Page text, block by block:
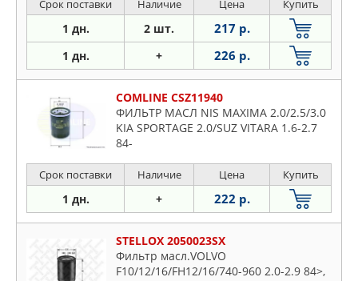
Срок поставки Наличие Цена Купить
1 дн. 2 шт. 217 р.
1 дн. + 226 р.
COMLINE CSZ11940
ФИЛЬТР МАСЛ NIS MAXIMA 2.0/2.5/3.0
KIA SPORTAGE 2.0/SUZ VITARA 1.6-2.7
84-
Срок поставки Наличие Цена Купить
1 дн. + 222 р.
STELLOX 2050023SX
Фильтр масл.VOLVO
F10/12/16/FH12/16/740-960 2.0-2.9 84>,